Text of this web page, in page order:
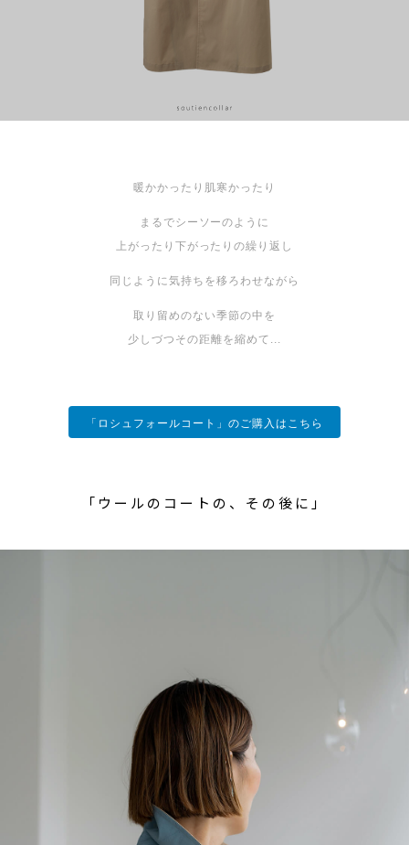
暖かかったり肌寒かったり
まるでシーソーのように
上がったり下がったりの繰り返し
同じように気持ちを移ろわせながら
取り留めのない季節の中を
少しづつその距離を縮めて...
「ロシュフォールコート」のご購入はこちら
「ウールのコートの、その後に」